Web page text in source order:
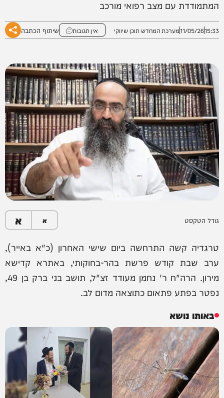
המתמודדת עם מצב רפואי מורכב
15:33
11/05/26מערכת המחדש תוכן שיווקי אין תגובות שיתוף הכתבה
גודל הטקסט א א
טרגדיה קשה התרחשה ביום שישי האחרון (כ"א באייר),
ערב שבת קודש פרשת בהר-בחוקותי, באתרא קדישא
מירון. הרה"ח ר' נחמן מעודד זצ"ל, תושב בני ברק בן 49,
נפטר בפתע פתאום כתוצאה מדום לב.
באותו נושא